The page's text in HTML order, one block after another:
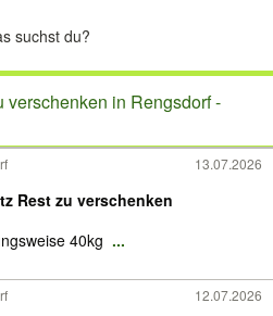
verschenken in Rengsdorf -
13.07.2026
Rest zu verschenken
40kg ...
12.07.2026